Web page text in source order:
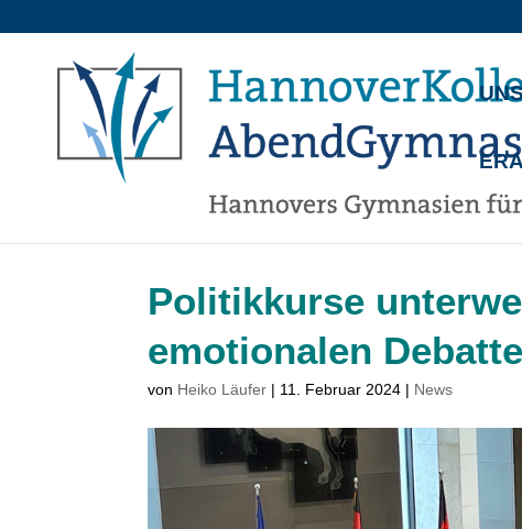
Politikkurse
emotionalen
von Heiko Läufer | 11. Februar 2024 | News